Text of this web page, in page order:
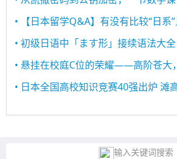
• 初级日语中「ます形」接续语法大
输入关键词搜索